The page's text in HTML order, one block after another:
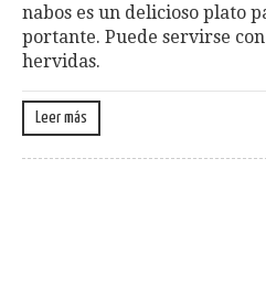
nabos es un delicioso plato
portante. Puede servirse
hervidas.
Leer más